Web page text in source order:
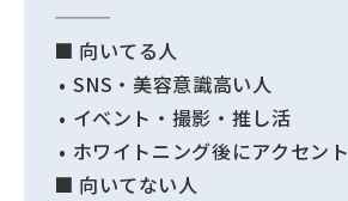
■ 向いてる人
• SNS・美容意識高い人
• イベント・撮影・推し活
• ホワイトニング後にアクセント
■ 向いてない人